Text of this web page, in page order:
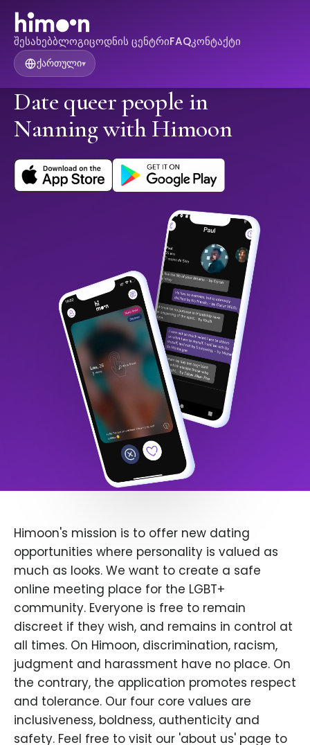
შესახებბლოგიცოდნის ცენტრიFAQკონტაქტი
ქართული▾
Date queer people in
Nanning with Himoon
Himoon's mission is to offer new dating
opportunities where personality is valued as
much as looks. We want to create a safe
online meeting place for the LGBT+
community. Everyone is free to remain
discreet if they wish, and remains in control at
all times. On Himoon, discrimination, racism,
judgment and harassment have no place. On
the contrary, the application promotes respect
and tolerance. Our four core values are
inclusiveness, boldness, authenticity and
safety. Feel free to visit our 'about us' page to